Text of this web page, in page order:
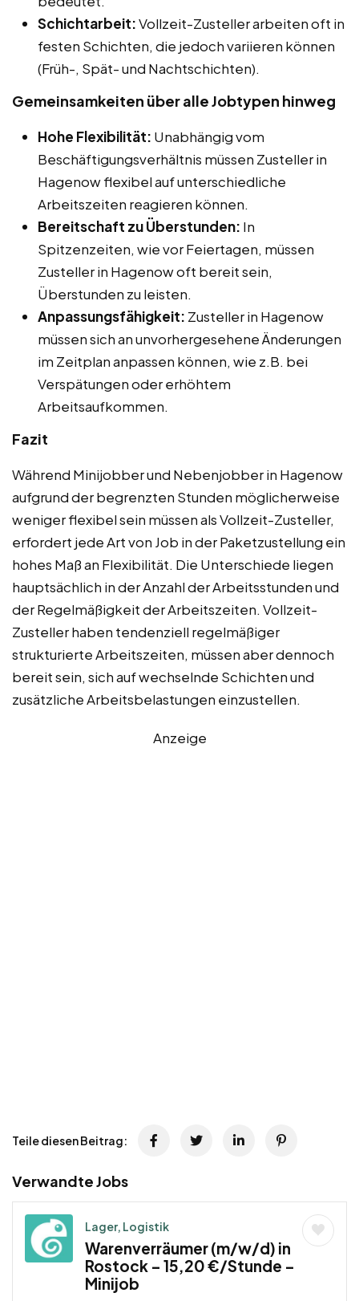
Schichtarbeit:Vollzeit-Zusteller arbeiten oft in
festen Schichten, die jedoch variieren können
(Früh-, Spät- und Nachtschichten).
Gemeinsamkeiten über alle Jobtypen hinweg
Hohe Flexibilität: Unabhängig vom
Beschäftigungsverhältnis müssen Zusteller in
Hagenow flexibel auf unterschiedliche
Arbeitszeiten reagieren können.
Bereitschaft zu Überstunden: In
Spitzenzeiten, wie vor Feiertagen, müssen
Zusteller in Hagenow oft bereit sein,
Überstunden zu leisten.
Anpassungsfähigkeit: Zusteller in Hagenow
müssen sich an unvorhergesehene Änderungen
im Zeitplan anpassen können, wie z.B. bei
Verspätungen oder erhöhtem
Arbeitsaufkommen.
Fazit
Während Minijobber und Nebenjobber in Hagenow
aufgrund der begrenzten Stunden möglicherweise
weniger flexibel sein müssen als Vollzeit-Zusteller,
erfordert jede Art von Job in der Paketzustellung ein
hohes Maß an Flexibilität. Die Unterschiede liegen
hauptsächlich in der Anzahl der Arbeitsstunden und
der Regelmäßigkeit der Arbeitszeiten. Vollzeit-
Zusteller haben tendenziell regelmäßiger
strukturierte Arbeitszeiten, müssen aber dennoch
bereit sein, sich auf wechselnde Schichten und
zusätzliche Arbeitsbelastungen einzustellen.
Anzeige
Teile diesen Beitrag:
Verwandte Jobs
Lager, Logistik
Warenverräumer (m/w/d) in
Rostock – 15,20 €/Stunde –
Minijob